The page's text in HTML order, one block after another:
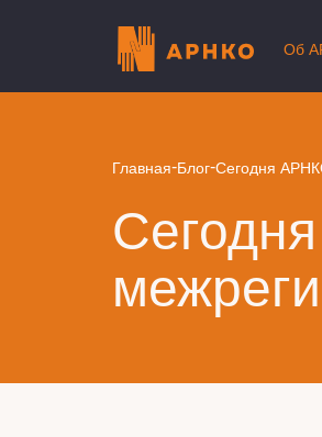
Об
Главная-Блог-Сегодня